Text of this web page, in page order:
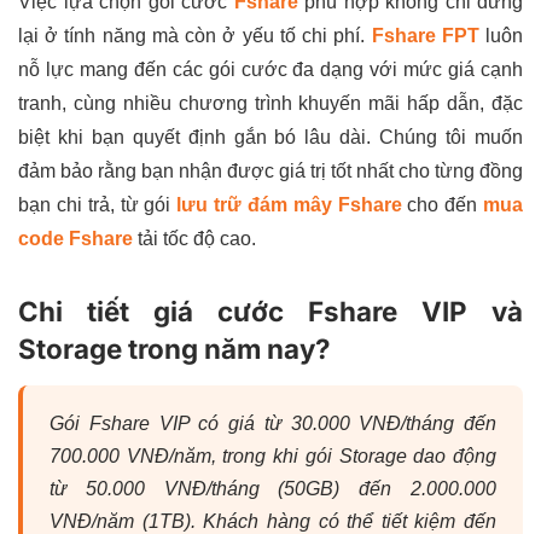
lại ở tính năng mà còn ở yếu tố chi phí. Fshare FPTluôn
nỗ lực mang đến các gói cước đa dạng với mức giá cạnh
tranh, cùng nhiều chương trình khuyến mãi hấp dẫn, đặc
biệt khi bạn quyết định gắn bó lâu dài. Chúng tôi muốn
đảm bảo rằng bạn nhận được giá trị tốt nhất cho từng đồng
bạn chi trả, từ gói
lưu trữ đám mây Fsharecho đến mua
code Fshare tải tốc độ cao.
Chi tiết giá cước Fshare VIP và
Storage trong năm nay?
Gói Fshare VIP có giá từ 30.000 VNĐ/tháng đến
700.000 VNĐ/năm, trong khi gói Storage dao động
từ 50.000 VNĐ/tháng (50GB) đến 2.000.000
VNĐ/năm (1TB). Khách hàng có thể tiết kiệm đến